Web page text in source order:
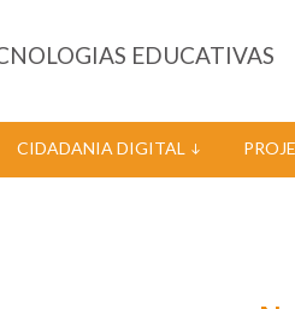
EDUCATIVAS
CIDADANIA DIGITAL